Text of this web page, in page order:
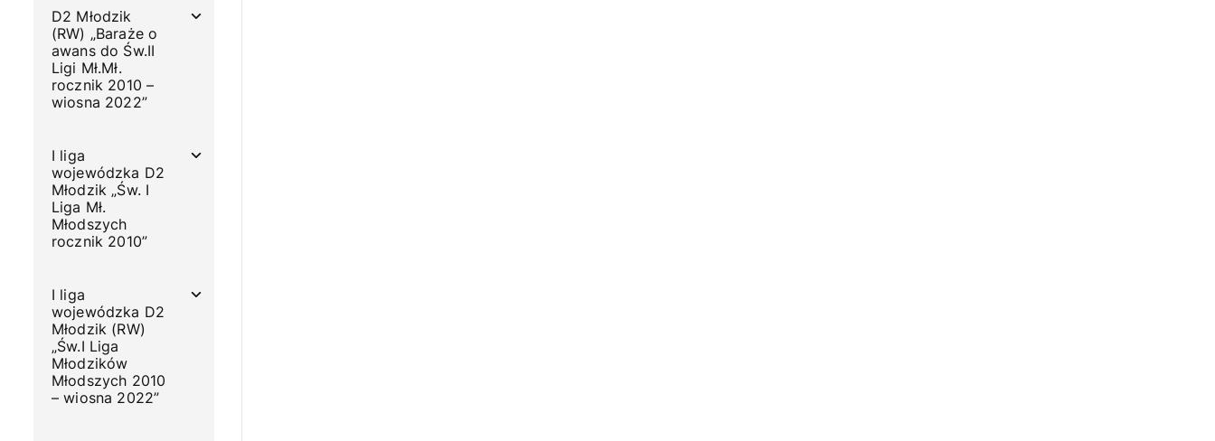
D2 Młodzik
(RW) „Baraże o
awans do Św.II
Ligi Mł.Mł.
rocznik 2010 –
wiosna 2022”
I liga
wojewódzka D2
Młodzik „Św. I
Liga Mł.
Młodszych
rocznik 2010”
I liga
wojewódzka D2
Młodzik (RW)
„Św.I Liga
Młodzików
Młodszych 2010
– wiosna 2022”